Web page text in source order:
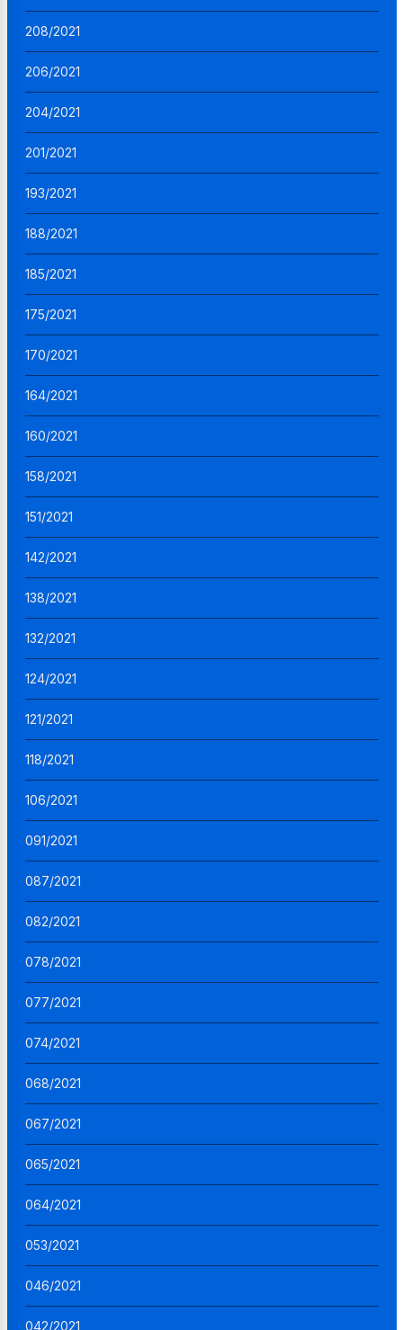
208/2021
206/2021
204/2021
201/2021
193/2021
188/2021
185/2021
175/2021
170/2021
164/2021
160/2021
158/2021
151/2021
142/2021
138/2021
132/2021
124/2021
121/2021
118/2021
106/2021
091/2021
087/2021
082/2021
078/2021
077/2021
074/2021
068/2021
067/2021
065/2021
064/2021
053/2021
046/2021
042/2021